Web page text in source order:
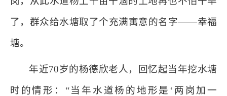
了，群众给水塘取了个充满寓意的名字——幸福
塘。
年近70岁的杨德欣老人，回忆起当年挖水塘
时的情形：“当年水道杨的地形是‘两岗加一